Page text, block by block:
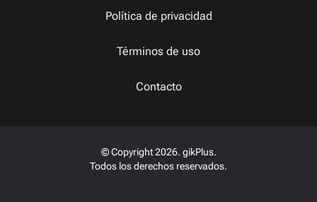
Política de privacidad
Términos de uso
Contacto
© Copyright 2026. gikPlus.
Todos los derechos reservados.